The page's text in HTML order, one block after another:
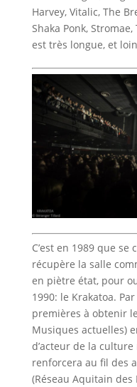
Harvey, Vitalic, The
Shaka Ponk,
est très longue, et
C’est en 1989 que se
récupère la salle
en piètre état, pour
1990: le Krakatoa.
premières à obtenir
Musiques actuelles)
d’acteur de la
renforcera au fil des
(Réseau Aquitain